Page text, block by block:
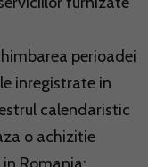
perioadei
inregistrate in
calendaristic
o achizitie